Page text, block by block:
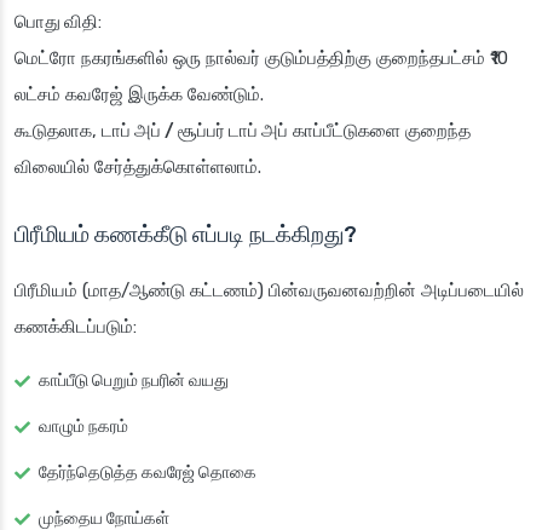
பொது விதி:
மெட்ரோ நகரங்களில் ஒரு நால்வர் குடும்பத்திற்கு குறைந்தபட்சம் ₹10
லட்சம் கவரேஜ் இருக்க வேண்டும்.
கூடுதலாக, டாப் அப் / சூப்பர் டாப் அப் காப்பீட்டுகளை குறைந்த
விலையில் சேர்த்துக்கொள்ளலாம்.
பிரீமியம் கணக்கீடு எப்படி நடக்கிறது?
பிரீமியம் (மாத/ஆண்டு கட்டணம்) பின்வருவனவற்றின் அடிப்படையில்
கணக்கிடப்படும்:
காப்பீடு பெறும் நபரின் வயது
வாழும் நகரம்
தேர்ந்தெடுத்த கவரேஜ் தொகை
முந்தைய நோய்கள்